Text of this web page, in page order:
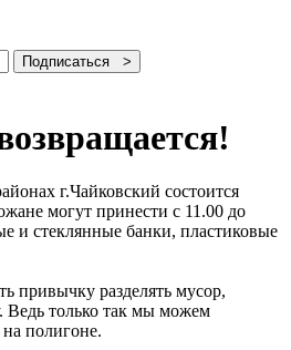
Подписаться >
г.Чайковский состоится
могут принести с 11.00 до
и стеклянные банки, пластиковые
привычку разделять мусор,
Ведь только так мы можем
полигоне.